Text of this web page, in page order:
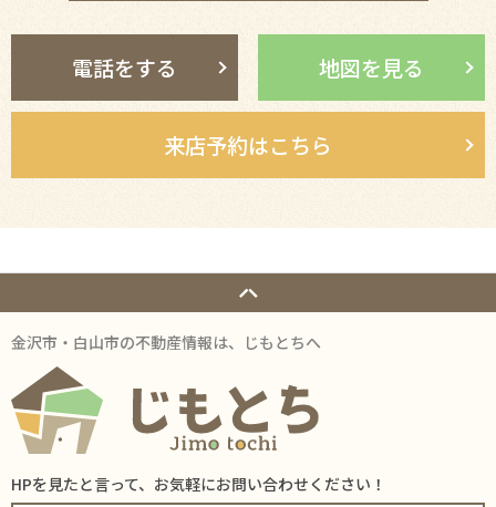
電話をする 地図を見る
来店予約はこちら
金沢市・白山市の不動産情報は、じもとちへ
HPを見たと言って、お気軽にお問い合わせください！